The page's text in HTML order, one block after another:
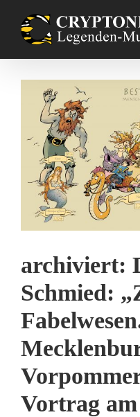
content
grösseres
archiviert:
Schmied:
Vortrag am